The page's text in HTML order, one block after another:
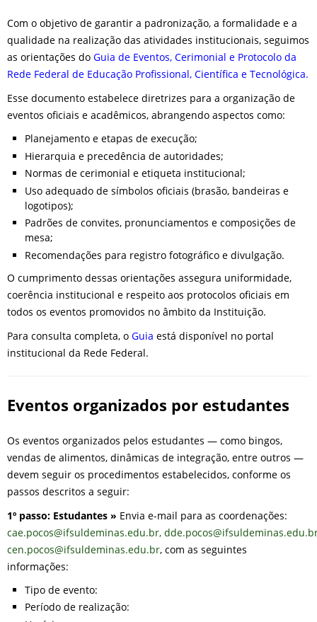
Com o objetivo de garantir a padronização, a formalidade e a
qualidade na realização das atividades institucionais, seguimos
as orientações do Guia de Eventos, Cerimonial e Protocolo da
Rede Federal de Educação Profissional, Científica e Tecnológica.
Esse documento estabelece diretrizes para a organização de
eventos oficiais e acadêmicos, abrangendo aspectos como:
Planejamento e etapas de execução;
Hierarquia e precedência de autoridades;
Normas de cerimonial e etiqueta institucional;
Uso adequado de símbolos oficiais (brasão, bandeiras e
logotipos);
Padrões de convites, pronunciamentos e composições de
mesa;
Recomendações para registro fotográfico e divulgação.
O cumprimento dessas orientações assegura uniformidade,
coerência institucional e respeito aos protocolos oficiais em
todos os eventos promovidos no âmbito da Instituição.
Para consulta completa, o Guia está disponível no portal
institucional da Rede Federal.
Eventos organizados por estudantes
Os eventos organizados pelos estudantes — como bingos,
vendas de alimentos, dinâmicas de integração, entre outros —
devem seguir os procedimentos estabelecidos, conforme os
passos descritos a seguir:
1º passo: Estudantes » Envia e-mail para as coordenações:
cae.pocos@ifsuldeminas.edu.br,
cen.pocos@ifsuldeminas.edu.br, com as seguintes
informações:
Tipo de evento:
Período de realização: